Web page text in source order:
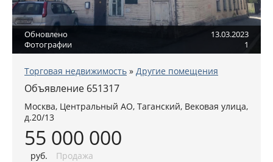
Обновлено
13.03.2023
Фотографии
1
Торговая недвижимость » Другие помещения
Объявление 651317
Москва, Центральный АО, Таганский, Вековая улица,
д.20/13
55 000 000
руб. Продажа